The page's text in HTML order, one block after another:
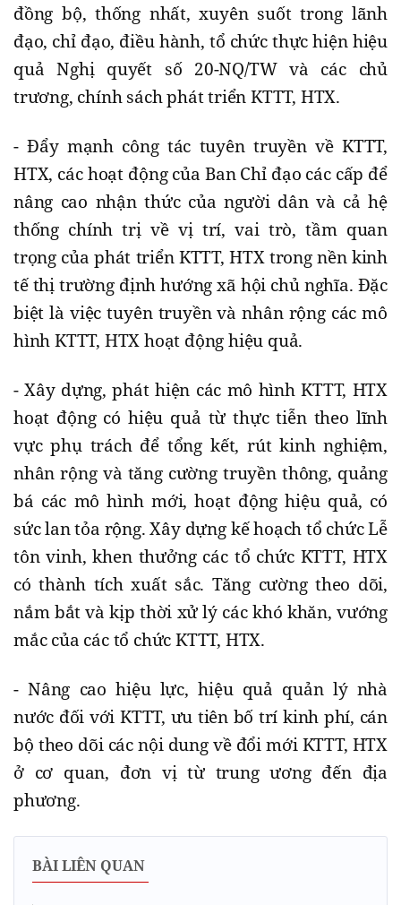
đồng bộ, thống nhất, xuyên suốt trong lãnh
đạo, chỉ đạo, điều hành, tổ chức thực hiện hiệu
quả Nghị quyết số 20-NQ/TW và các chủ
trương, chính sách phát triển KTTT, HTX.
- Đẩy mạnh công tác tuyên truyền về KTTT,
HTX, các hoạt động của Ban Chỉ đạo các cấp để
nâng cao nhận thức của người dân và cả hệ
thống chính trị về vị trí, vai trò, tầm quan
trọng của phát triển KTTT, HTX trong nền kinh
tế thị trường định hướng xã hội chủ nghĩa. Đặc
biệt là việc tuyên truyền và nhân rộng các mô
hình KTTT, HTX hoạt động hiệu quả.
- Xây dựng, phát hiện các mô hình KTTT, HTX
hoạt động có hiệu quả từ thực tiễn theo lĩnh
vực phụ trách để tổng kết, rút kinh nghiệm,
nhân rộng và tăng cường truyền thông, quảng
bá các mô hình mới, hoạt động hiệu quả, có
sức lan tỏa rộng. Xây dựng kế hoạch tổ chức Lễ
tôn vinh, khen thưởng các tổ chức KTTT, HTX
có thành tích xuất sắc. Tăng cường theo dõi,
nắm bắt và kịp thời xử lý các khó khăn, vướng
mắc của các tổ chức KTTT, HTX.
- Nâng cao hiệu lực, hiệu quả quản lý nhà
nước đối với KTTT, ưu tiên bố trí kinh phí, cán
bộ theo dõi các nội dung về đổi mới KTTT, HTX
ở cơ quan, đơn vị từ trung ương đến địa
phương.
BÀI LIÊN QUAN